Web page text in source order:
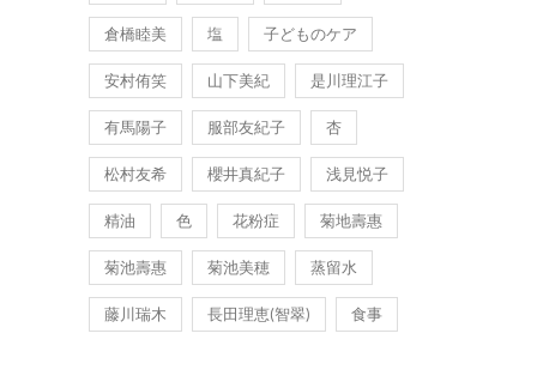
倉橋睦美 塩 子どものケア
安村侑笑 山下美紀 是川理江子
有馬陽子 服部友紀子 杏
松村友希 櫻井真紀子 浅見悦子
精油 色 花粉症 菊地壽惠
菊池壽惠 菊池美穂 蒸留水
藤川瑞木 長田理恵(智翠) 食事